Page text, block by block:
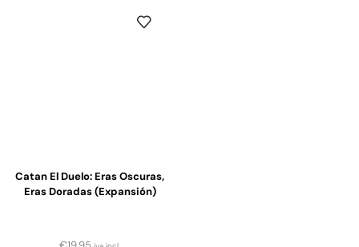
Catan El Duelo: Eras Oscuras,
Eras Doradas (expansión)